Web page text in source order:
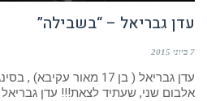
עדן גבריאל – “בשבילה”
7 ביוני 2015
עדן גבריאל ( בן 17 מאור
אלבום שני, שעתיד לצאת!!! עדן גבריאל